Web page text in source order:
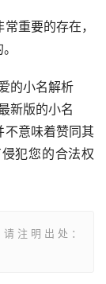
重要的存在，
的小名解析
新版的小名
不意味着赞同其
犯您的合法权
注明出处：